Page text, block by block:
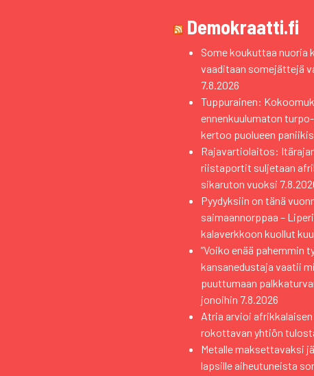
Demokraatti.fi
Some koukuttaa nuoria
vaaditaan somejättejä
7.8.2026
Tuppurainen:
ennenkuulumaton
kertoo puolueen
Rajavartiolaitos:
riistaportit suljetaan
sikaruton vuoksi
Pyydyksiin on tänä
saimaannorppaa –
kalaverkkoon kuollut
”Voiko enää pahemmin
kansanedustaja vaatii
puuttumaan
jonoihin 7.8.2026
Atria arvioi
rokottavan yhtiön
Metalle maksettavaksi
lapsille aiheutuneista